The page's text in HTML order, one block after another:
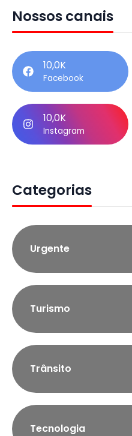
Nossos canais
10,0K
Facebook
10,0K
Instagram
Categorias
Urgente
Turismo
Trânsito
Tecnologia